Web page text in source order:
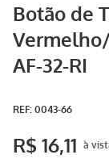
Botão de
AF-32-RI
: 0043-66
R$ 16,11
6º Secador
7 º
º Panela
9 º Aspirador